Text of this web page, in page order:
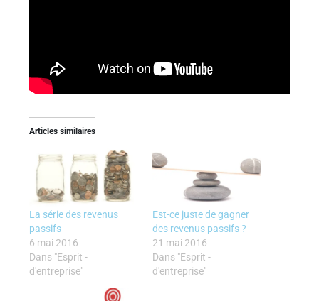
Articles similaires
La série des revenus
passifs
6 mai 2016
Dans "Esprit -
d'entreprise"
Est-ce juste de gagner
des revenus passifs ?
21 mai 2016
Dans "Esprit -
d'entreprise"